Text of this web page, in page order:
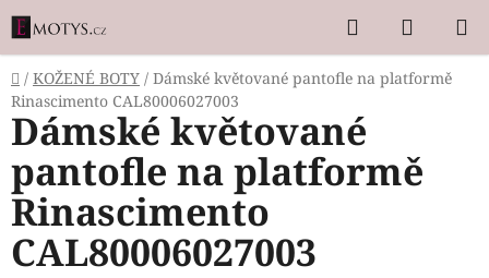
Přejít
na
obsah
Hledat
KOŠÍK
Domů
/ KOŽENÉ BOTY / Dámské květované pantofle na platformě
Rinascimento CAL80006027003
Dámské květované
pantofle na platformě
Rinascimento
CAL80006027003